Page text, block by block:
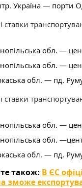
Україна — порти
ставки
обл. —
обл. —
обл. — пд.
ставки
обл. —
обл. —
обл. — пд.
також: В ЄС
зможе